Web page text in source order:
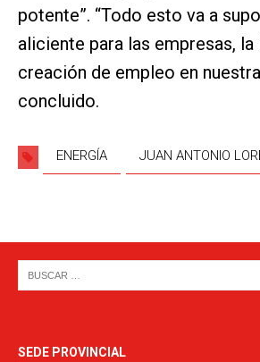
potente”. “Todo esto va a
aliciente para las empresas, la
creación de empleo en
concluido.
ENERGÍA JUAN ANTONIO
SEDE PROVINCIAL